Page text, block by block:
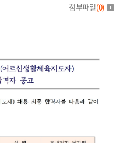
첨부파일(0)